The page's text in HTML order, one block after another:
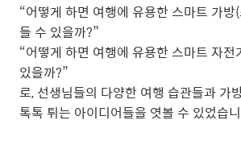
“어떻게 하면 여행에 유용한 스마트 가방
들 수 있을까?”
“어떻게 하면 여행에 유용한 스마트 자전
있을까?”
로, 선생님들의 다양한 여행 습관들과 가
톡톡 튀는 아이디어들을 엿볼 수 있었습